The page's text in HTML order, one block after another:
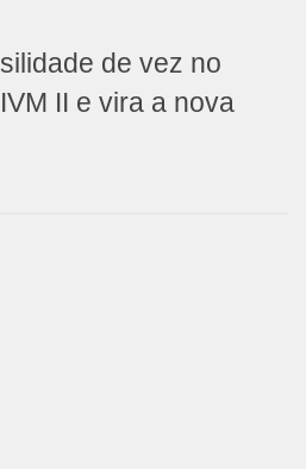
de vez no
II e vira a nova